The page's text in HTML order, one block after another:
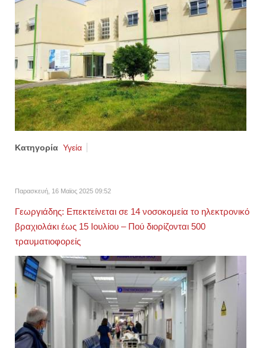
Κατηγορία Υγεία
Παρασκευή, 16 Μαϊος 2025 09:52
Γεωργιάδης: Επεκτείνεται σε 14 νοσοκομεία το ηλεκτρονικό
βραχιολάκι έως 15 Ιουλίου – Πού διορίζονται 500
τραυματιοφορείς